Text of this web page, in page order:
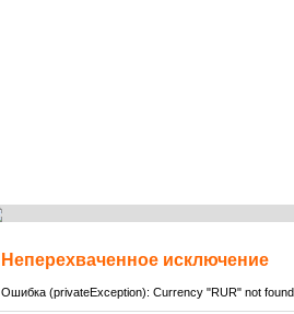
Неперехваченное исключение
Ошибка (privateException): Currency "RUR" not found